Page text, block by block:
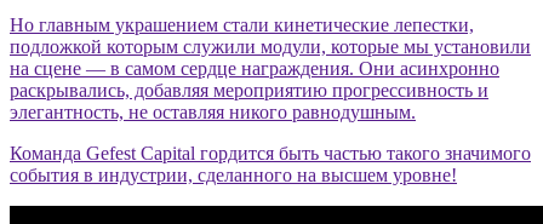
Но главным украшением стали кинетические лепестки,
подложкой которым служили модули, которые мы установили
на сцене — в самом сердце награждения. Они асинхронно
раскрывались, добавляя мероприятию прогрессивность и
элегантность, не оставляя никого равнодушным.
Команда Gefest Capital гордится быть частью такого значимого
события в индустрии, сделанного на высшем уровне!